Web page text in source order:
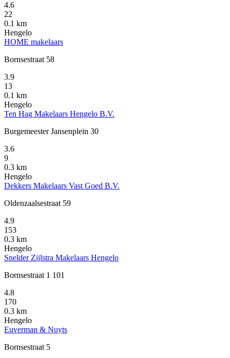
4.6
22
0.1 km
Hengelo
HOME makelaars
Bornsestraat 58
3.9
13
0.1 km
Hengelo
Ten Hag Makelaars Hengelo B.V.
Burgemeester Jansenplein 30
3.6
9
0.3 km
Hengelo
Dekkers Makelaars Vast Goed B.V.
Oldenzaalsestraat 59
4.9
153
0.3 km
Hengelo
Snelder Zijlstra Makelaars Hengelo
Bornsestraat 1 101
4.8
170
0.3 km
Hengelo
Euverman & Nuyts
Bornsestraat 5